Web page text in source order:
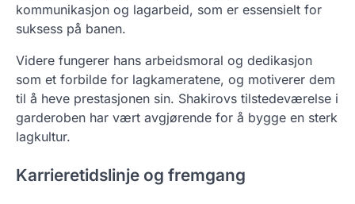
kommunikasjon og lagarbeid, som er essensielt for
suksess på banen.
Videre fungerer hans arbeidsmoral og dedikasjon
som et forbilde for lagkameratene, og motiverer dem
til å heve prestasjonen sin. Shakirovs tilstedeværelse i
garderoben har vært avgjørende for å bygge en sterk
lagkultur.
Karrieretidslinje og fremgang